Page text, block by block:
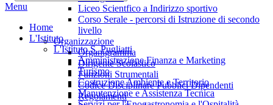
Menu
Home
L'Istituto
L'Istituto S. Pugliatti
Amministrazione Finanza e Marketing
Turismo
Costruzione Ambiente e Territorio
Manutenzione e Assistenza Tecnica
Liceo Scientfico a Indirizzo sportivo
Corso Serale - percorsi di Istruzione di secondo
livello
Organizzazione
Organigramma
Dirigente Scolastico
Funzioni Strumentali
Codice Disciplinare Pubblici Dipendenti
Regolamenti